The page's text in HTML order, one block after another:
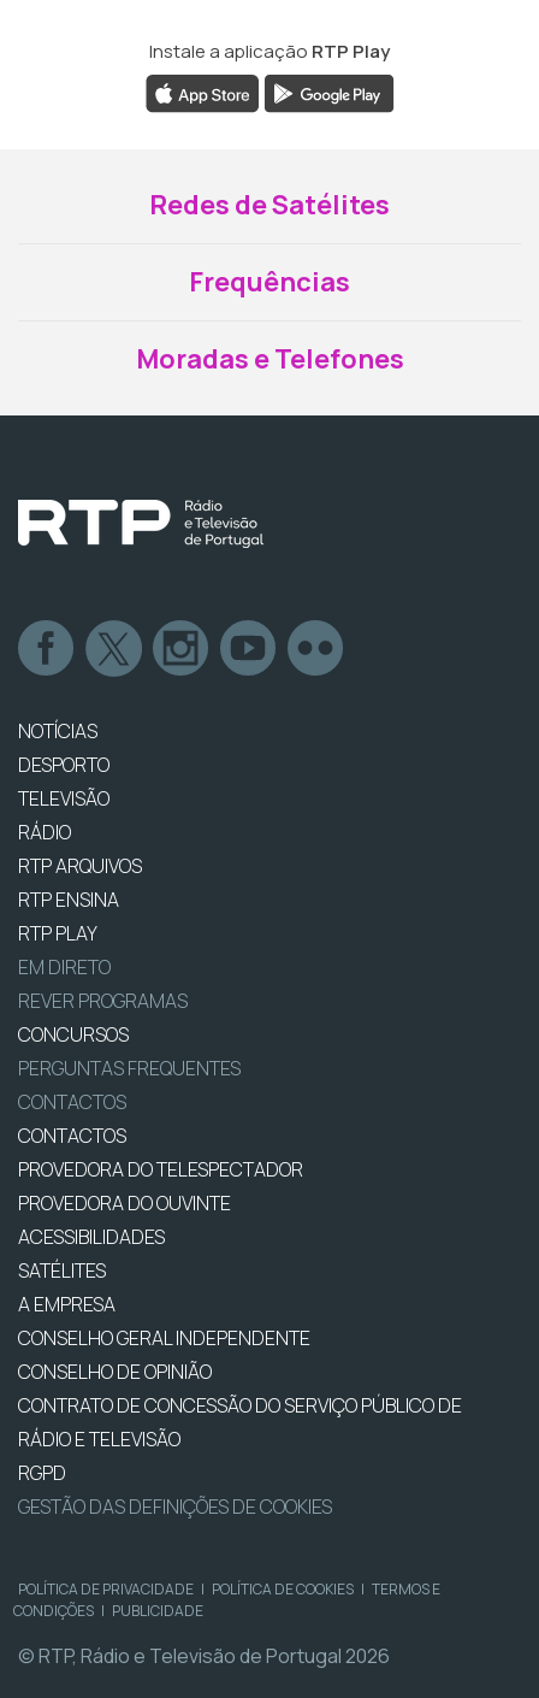
Instale a aplicação RTP Play
Redes de Satélites
Frequências
Moradas e Telefones
NOTÍCIAS
DESPORTO
TELEVISÃO
RÁDIO
RTP ARQUIVOS
RTP ENSINA
RTP PLAY
EM DIRETO
REVER PROGRAMAS
CONCURSOS
PERGUNTAS FREQUENTES
CONTACTOS
CONTACTOS
PROVEDORA DO TELESPECTADOR
PROVEDORA DO OUVINTE
ACESSIBILIDADES
SATÉLITES
A EMPRESA
CONSELHO GERAL INDEPENDENTE
CONSELHO DE OPINIÃO
CONTRATO DE CONCESSÃO DO SERVIÇO PÚBLICO DE
RÁDIO E TELEVISÃO
RGPD
GESTÃO DAS DEFINIÇÕES DE COOKIES
POLÍTICA DE PRIVACIDADE | POLÍTICA DE COOKIES | TERMOS E
CONDIÇÕES | PUBLICIDADE
© RTP, Rádio e Televisão de Portugal 2026